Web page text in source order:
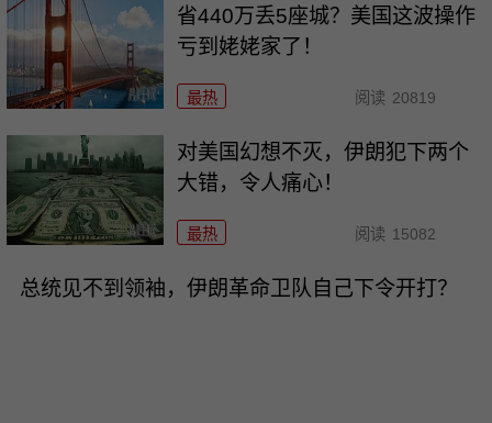
省440万丢5座城？美国这波操作
亏到姥姥家了！
最热 阅读 20819
对美国幻想不灭，伊朗犯下两个
大错，令人痛心！
最热 阅读 15082
总统见不到领袖，伊朗革命卫队自己下令开打？